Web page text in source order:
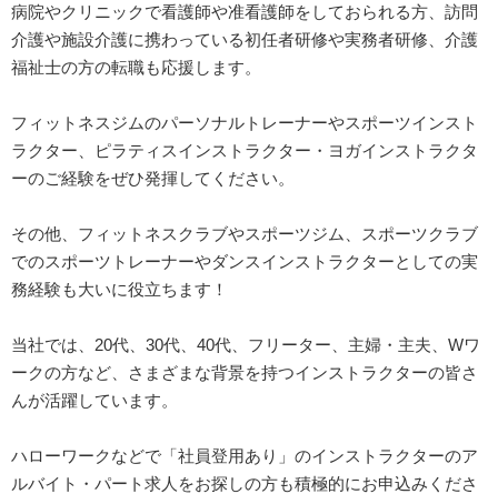
病院やクリニックで看護師や准看護師をしておられる方、訪問
介護や施設介護に携わっている初任者研修や実務者研修、介護
福祉士の方の転職も応援します。
フィットネスジムのパーソナルトレーナーやスポーツインスト
ラクター、ピラティスインストラクター・ヨガインストラクタ
ーのご経験をぜひ発揮してください。
その他、フィットネスクラブやスポーツジム、スポーツクラブ
でのスポーツトレーナーやダンスインストラクターとしての実
務経験も大いに役立ちます！
当社では、20代、30代、40代、フリーター、主婦・主夫、Wワ
ークの方など、さまざまな背景を持つインストラクターの皆さ
んが活躍しています。
ハローワークなどで「社員登用あり」のインストラクターのア
ルバイト・パート求人をお探しの方も積極的にお申込みくださ